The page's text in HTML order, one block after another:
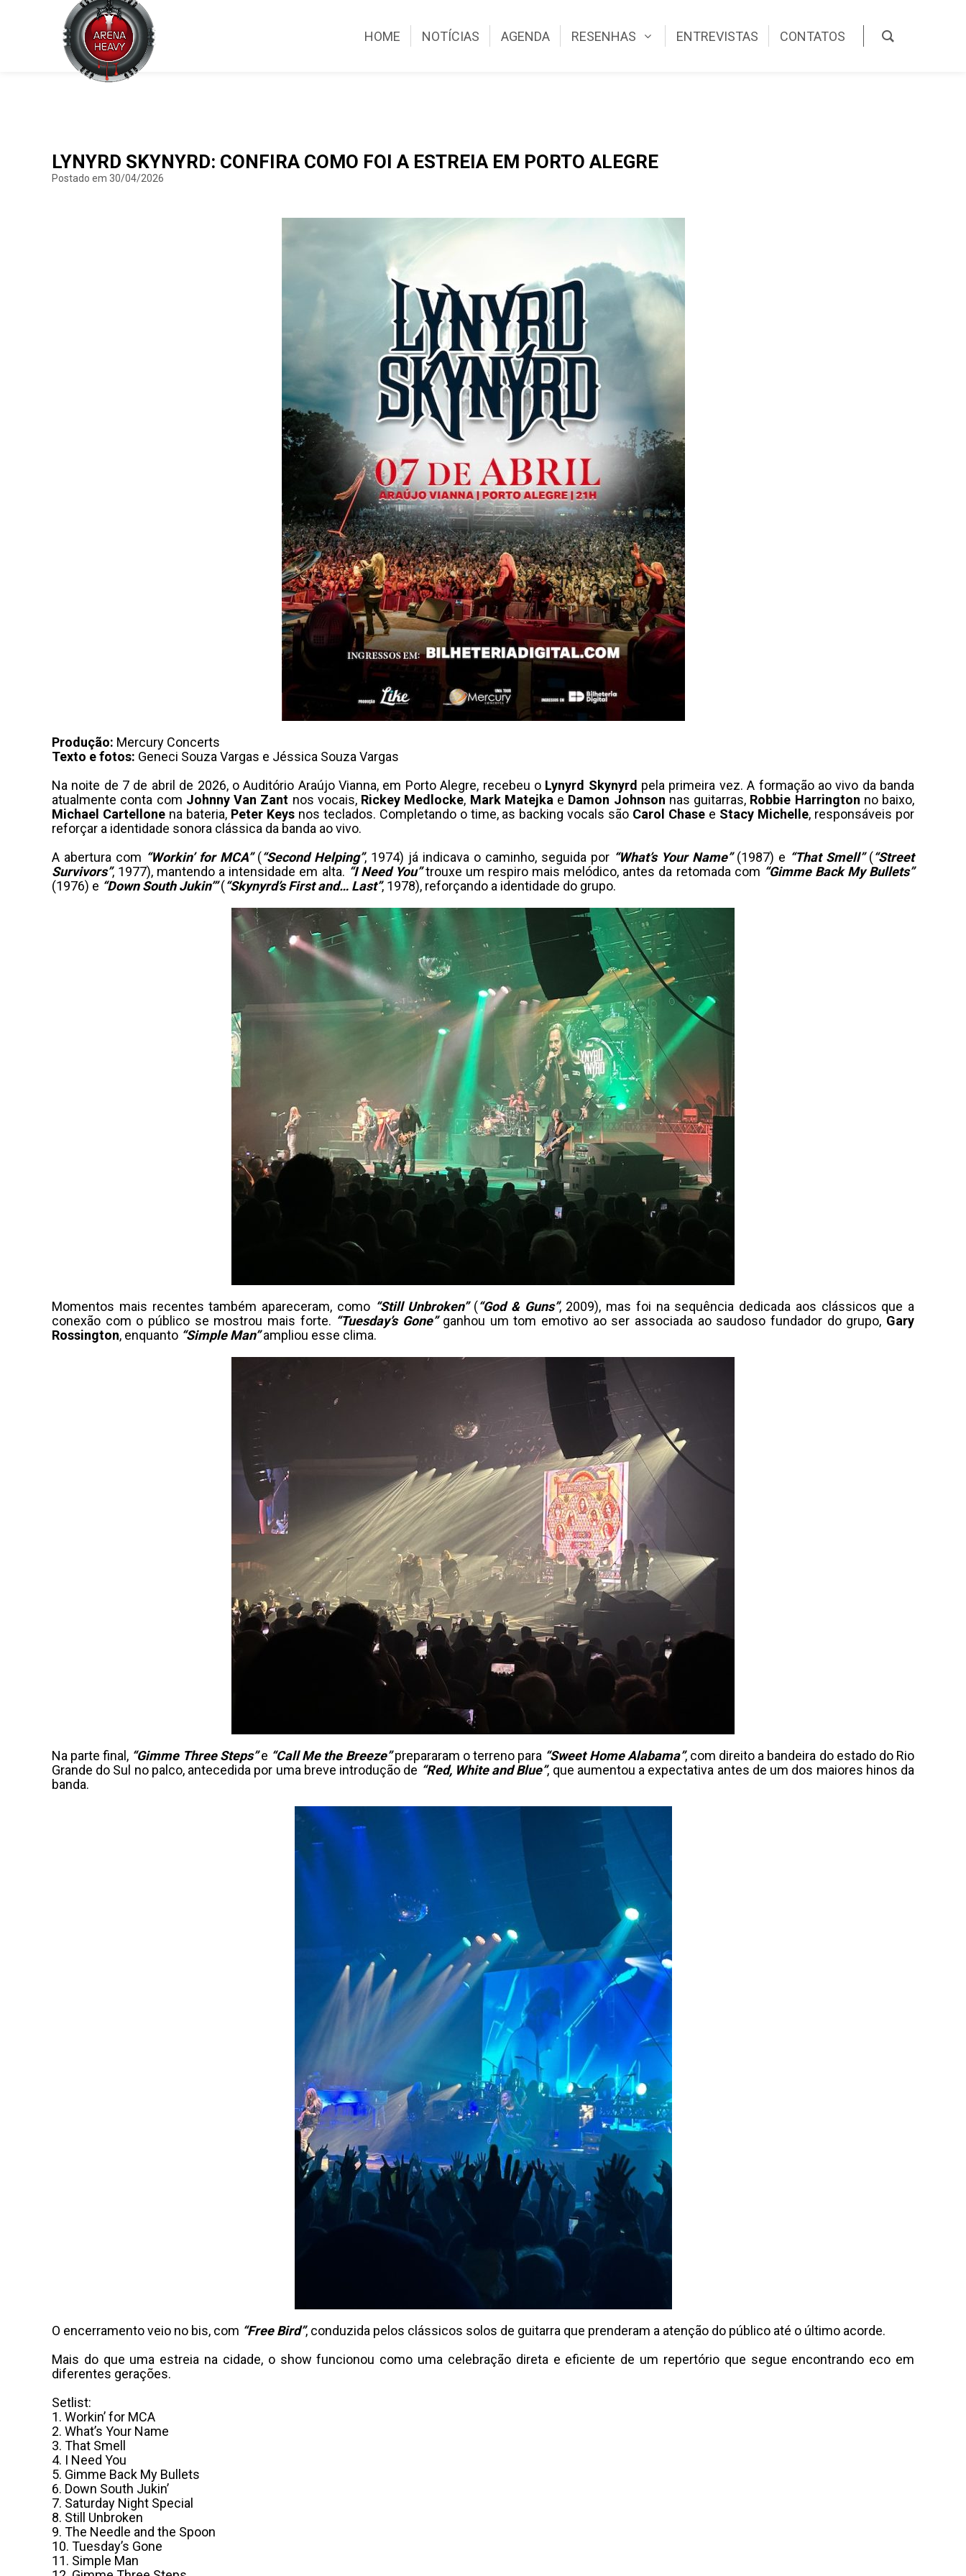
HOME NOTÍCIAS AGENDA RESENHAS ENTREVISTAS CONTATOS
LYNYRD SKYNYRD: CONFIRA COMO FOI A ESTREIA EM PORTO ALEGRE
Postado em 30/04/2026
Produção: Mercury Concerts
Texto e fotos: Geneci Souza Vargas e Jéssica Souza Vargas
Na noite de 7 de abril de 2026, o Auditório Araújo Vianna, em Porto Alegre, recebeu o Lynyrd Skynyrd pela primeira vez. A formação ao vivo da banda
atualmente conta com Johnny Van Zant nos vocais, Rickey Medlocke, Mark Matejka e Damon Johnson nas guitarras, Robbie Harrington no baixo,
Michael Cartellonena bateria, Peter Keysnos teclados. Completando o time, as backing vocals são Carol Chase e Stacy Michelle, responsáveis por
reforçar a identidade sonora clássica da banda ao vivo.
A abertura com “Workin’ for MCA”(“Second Helping”, 1974) já indicava o caminho, seguida por “What’s Your Name”(1987) e “That Smell”(“Street
Survivors”, 1977), mantendo a intensidade em alta. “I Need You”trouxe um respiro mais melódico, antes da retomada com “Gimme Back My Bullets”
(1976) e “Down South Jukin’”(“Skynyrd’s First and… Last”, 1978), reforçando a identidade do grupo.
Momentos mais recentes também apareceram, como “Still Unbroken”(“God & Guns”, 2009), mas foi na sequência dedicada aos clássicos que a
conexão com o público se mostrou mais forte. “Tuesday’s Gone”ganhou um tom emotivo ao ser associada ao saudoso fundador do grupo, Gary
Rossington, enquanto “Simple Man”ampliou esse clima.
Na parte final, “Gimme Three Steps”e “Call Me the Breeze”prepararam o terreno para “Sweet Home Alabama”, com direito a bandeira do estado do Rio
Grande do Sul no palco, antecedida por uma breve introdução de “Red, White and Blue”, que aumentou a expectativa antes de um dos maiores hinos da
banda.
O encerramento veio no bis, com “Free Bird”, conduzida pelos clássicos solos de guitarra que prenderam a atenção do público até o último acorde.
Mais do que uma estreia na cidade, o show funcionou como uma celebração direta e eficiente de um repertório que segue encontrando eco em
diferentes gerações.
Setlist:
1. Workin’ for MCA
2. What’s Your Name
3. That Smell
4. I Need You
5. Gimme Back My Bullets
6. Down South Jukin’
7. Saturday Night Special
8. Still Unbroken
9. The Needle and the Spoon
10. Tuesday’s Gone
11. Simple Man